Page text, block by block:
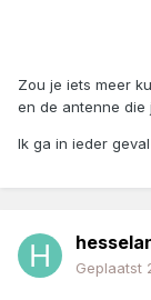
Zou je iets meer
en de antenne die
Ik ga in ieder
Geplaatst